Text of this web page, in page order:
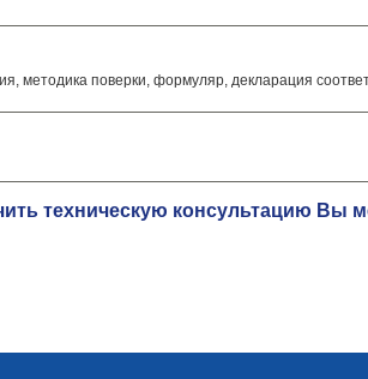
методика поверки, формуляр, декларация
техническую консультацию Вы